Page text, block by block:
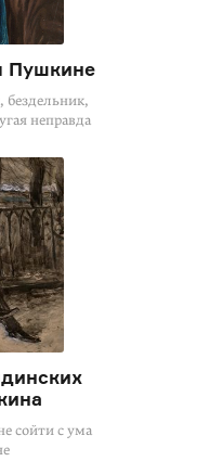
Пушкине
бездельник,
неправда
сойти с ума